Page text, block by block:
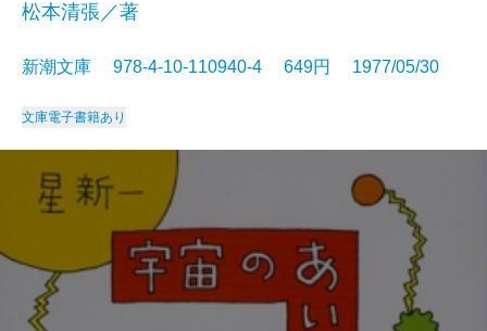
松本清張／著
新潮文庫 978-4-10-110940-4 649円 1977/05/30
文庫電子書籍あり